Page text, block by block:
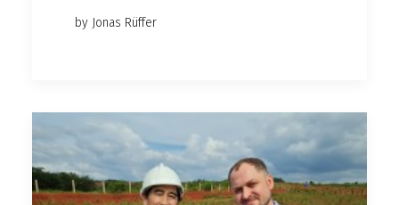
by Jonas Rüffer